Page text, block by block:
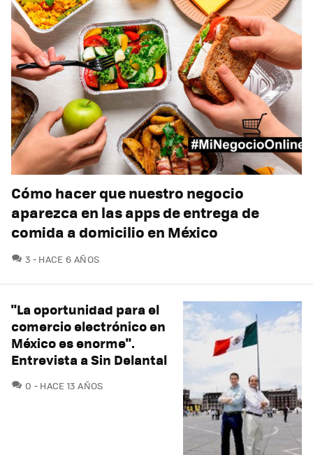
Cómo hacer que nuestro negocio
aparezca en las apps de entrega de
comida a domicilio en México
3 COMENTARIOS
HACE 6 AÑOS
"La oportunidad para el
comercio electrónico en
México es enorme".
Entrevista a Sin Delantal
0 COMENTARIOS
HACE 13 AÑOS